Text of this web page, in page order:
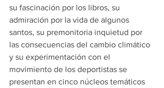
su fascinación por los libros, su
admiración por la vida de algunos
santos, su premonitoria inquietud por
las consecuencias del cambio climático
y su experimentación con el
movimiento de los deportistas se
presentan en cinco núcleos temáticos